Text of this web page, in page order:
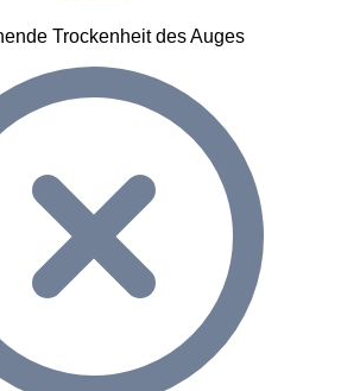
Trockenheit des Auges